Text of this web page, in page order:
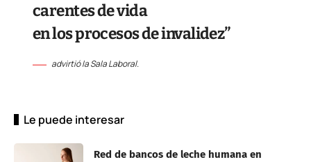
carentes de vida
en los procesos de invalidez”
advirtió la Sala Laboral.
Le puede interesar
Red de bancos de leche humana en